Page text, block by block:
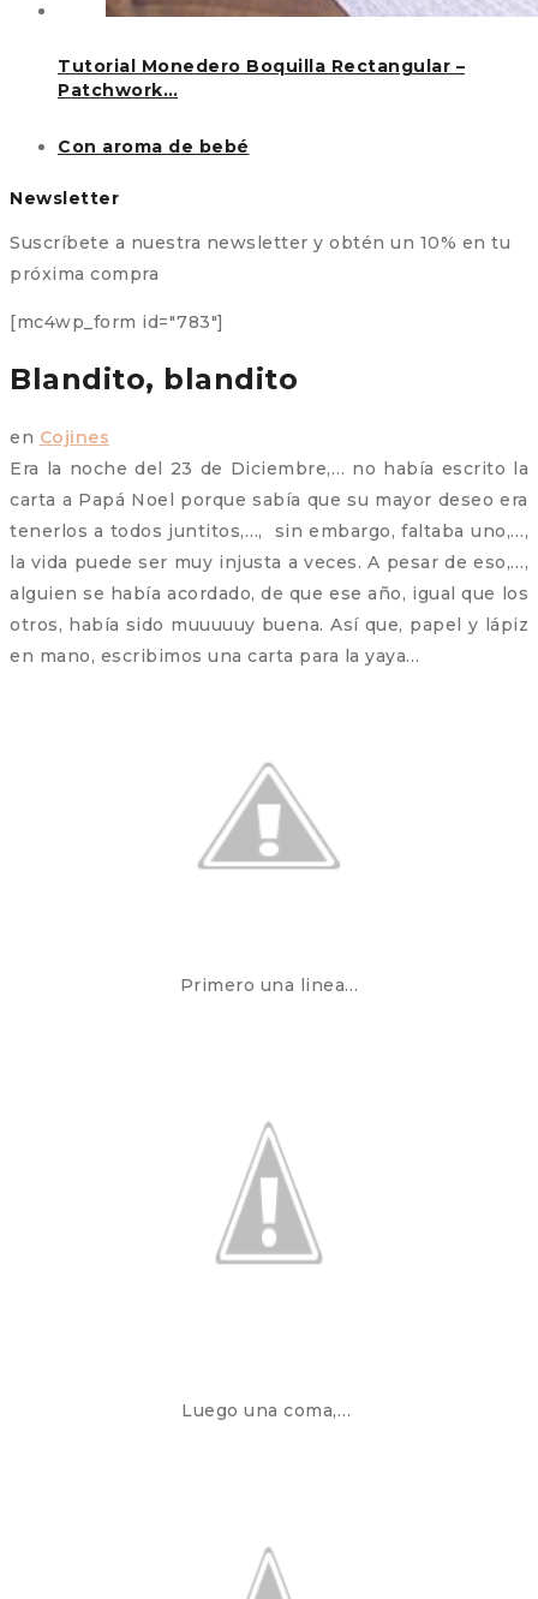
Tutorial Monedero Boquilla Rectangular –
Patchwork…
Con aroma de bebé
Newsletter
Suscríbete a nuestra newsletter y obtén un 10% en tu
próxima compra
[mc4wp_form id="783"]
Blandito, blandito
en Cojines
Era la noche del 23 de Diciembre,… no había escrito la
carta a Papá Noel porque sabía que su mayor deseo era
tenerlos a todos juntitos,…, sin embargo, faltaba uno,…,
la vida puede ser muy injusta a veces. A pesar de eso,…,
alguien se había acordado, de que ese año, igual que los
otros, había sido muuuuuy buena. Así que, papel y lápiz
en mano, escribimos una carta para la yaya…
Primero una linea…
Luego una coma,…